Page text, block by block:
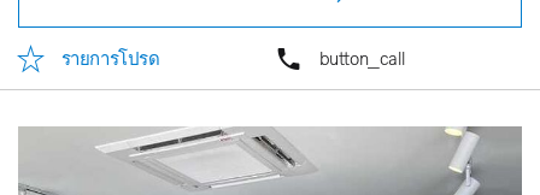
รายการโปรด button_call